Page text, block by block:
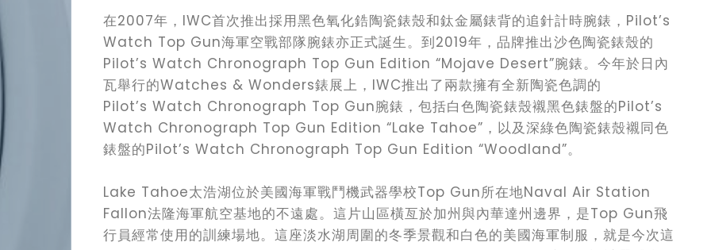
在2007年，IWC首次推出採用黑色氧化鋯陶瓷錶殼和鈦金屬錶背的追針計時腕錶，Pilot’s
Watch Top Gun海軍空戰部隊腕錶亦正式誕生。到2019年，品牌推出沙色陶瓷錶殼的
Pilot’s Watch Chronograph Top Gun Edition “Mojave Desert”腕錶。今年於日內
瓦舉行的Watches & Wonders錶展上，IWC推出了兩款擁有全新陶瓷色調的
Pilot’s Watch Chronograph Top Gun腕錶，包括白色陶瓷錶殼襯黑色錶盤的Pilot’s
Watch Chronograph Top Gun Edition “Lake Tahoe”，以及深綠色陶瓷錶殼襯同色
錶盤的Pilot’s Watch Chronograph Top Gun Edition “Woodland”。
Lake Tahoe太浩湖位於美國海軍戰鬥機武器學校Top Gun所在地Naval Air Station
Fallon法隆海軍航空基地的不遠處。這片山區橫亙於加州與內華達州邊界，是Top Gun飛
行員經常使用的訓練場地。這座淡水湖周圍的冬季景觀和白色的美國海軍制服，就是今次這